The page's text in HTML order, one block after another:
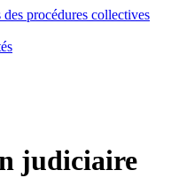
des procédures collectives
judiciaire